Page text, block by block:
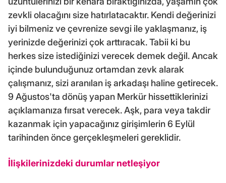
zevkli olacağını size hatırlatacaktır. Kendi değerinizi
iyi bilmeniz ve çevrenize sevgi ile yaklaşmanız, iş
yerinizde değerinizi çok arttıracak. Tabii ki bu
herkes size istediğinizi verecek demek değil. Ancak
içinde bulunduğunuz ortamdan zevk alarak
çalışmanız, sizi aranılan iş arkadaşı haline getirecek.
9 Ağustos'ta dönüş yapan Merkür hissettiklerinizi
açıklamanıza fırsat verecek. Aşk, para veya takdir
kazanmak için yapacağınız girişimlerin 6 Eylül
tarihinden önce gerçekleşmeleri gereklidir.
İlişkilerinizdeki durumlar netleşiyor